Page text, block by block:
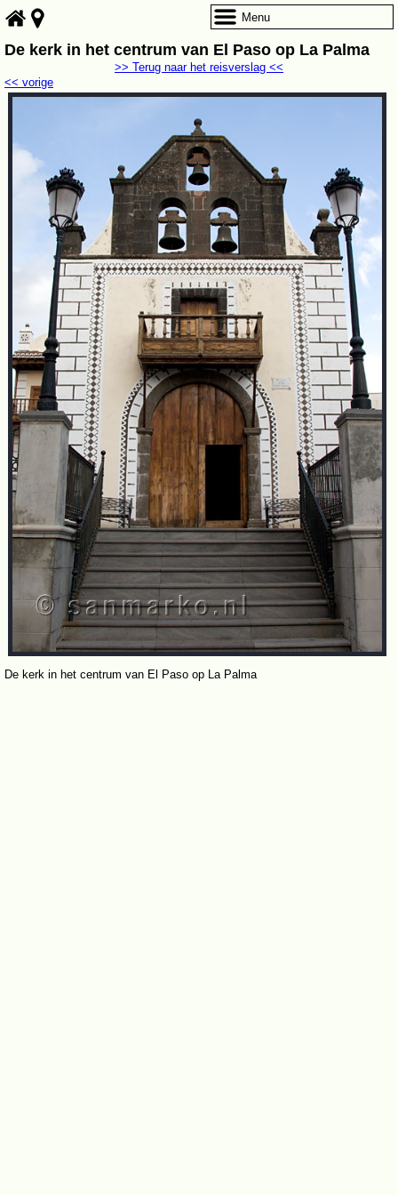
De kerk in het centrum van El Paso op La Palma
<< vorige
>> Terug naar het reisverslag <<
De kerk in het centrum van El Paso op La Palma
Menu